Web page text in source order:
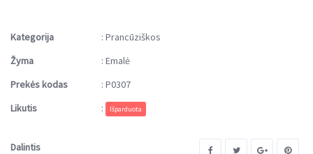
Kategorija : Prancūziškos
Žyma
: Emalė
Prekės kodas
: P0307
Likutis
: Išparduota
Dalintis